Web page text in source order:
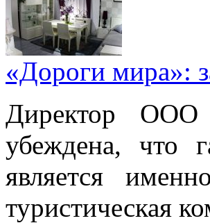
«Дороги мира»:
Директор
убеждена, что
является
туристическая